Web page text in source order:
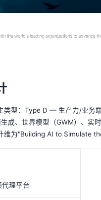
类型：Type D — 生产力/业务
成、世界模型（GWM）、
为"Building AI to Simulate
理平台